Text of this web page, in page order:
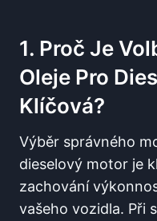
1. Proč Je
Oleje Pro
Klíčová?
Výběr správného
dieselový motor je
zachování
vašeho vozidla. Při